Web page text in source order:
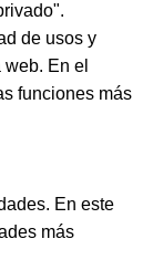
de usos y
En el
funciones más
En este
más